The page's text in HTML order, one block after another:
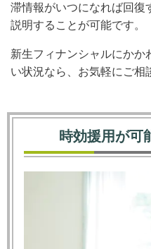
滞情報がいつになれば回復
説明することが可能です。
新生フィナンシャルにかか
い状況なら、お気軽にご相
時効援用が可